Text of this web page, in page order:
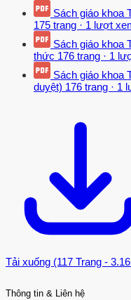
Sách giáo khoa
175 trang · 1 lượt
Sách giáo khoa
thức 176 trang · 1
Sách giáo khoa
duyệt) 176 trang · 1
Tải xuống (117 Trang -
Thông tin & Liên hệ